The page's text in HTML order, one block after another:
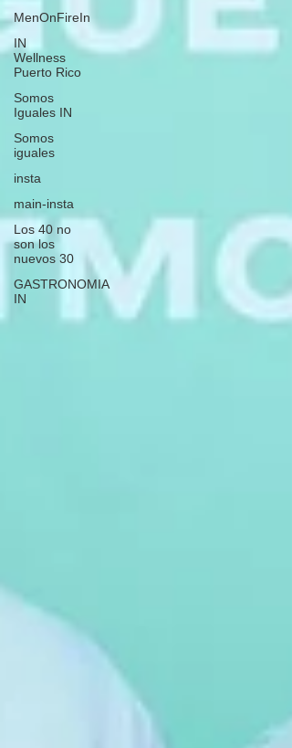
MenOnFireIn
IN
Wellness
Puerto Rico
Somos
Iguales IN
Somos
iguales
insta
main-insta
Los 40 no
son los
nuevos 30
GASTRONOMIA
IN